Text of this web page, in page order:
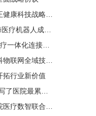
科技战略合作
成开刀房新要角
连接解决方案
牢智慧医院数字底座
拓行业新价值
科室的工作方式
实验室正式启用